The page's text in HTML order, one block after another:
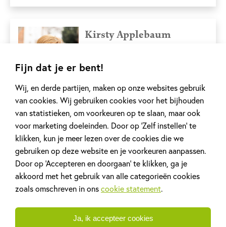
Fijn dat je er bent!
Wij, en derde partijen, maken op onze websites gebruik
van cookies. Wij gebruiken cookies voor het bijhouden
van statistieken, om voorkeuren op te slaan, maar ook
voor marketing doeleinden. Door op ‘Zelf instellen’ te
klikken, kun je meer lezen over de cookies die we
gebruiken op deze website en je voorkeuren aanpassen.
Door op ‘Accepteren en doorgaan’ te klikken, ga je
akkoord met het gebruik van alle categorieën cookies
zoals omschreven in onscookie statement.
Ja, ik accepteer cookies
Kirsty Applebaum
een heleboel baantjes gehad voordat
Lees meer
Ros Asquith
De Britse illustratrice Ros Asquith
tekent al meer dan twintig jaar voor
The Guardian....